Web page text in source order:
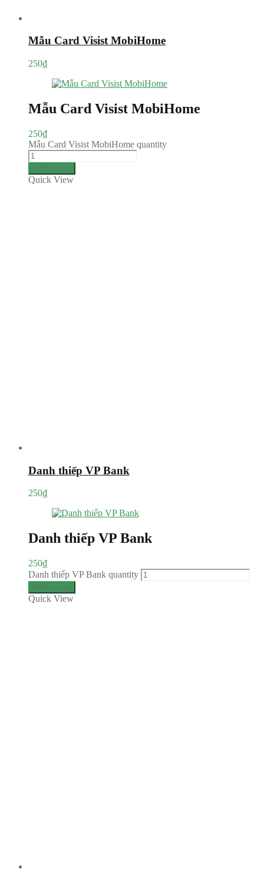
Mẫu Card Visist MobiHome
250₫
Mẫu Card Visist MobiHome
250₫
Mẫu Card Visist MobiHome quantity
Add to cart
Quick View
Danh thiếp VP Bank
250₫
Danh thiếp VP Bank
250₫
Danh thiếp VP Bank quantity
Add to cart
Quick View